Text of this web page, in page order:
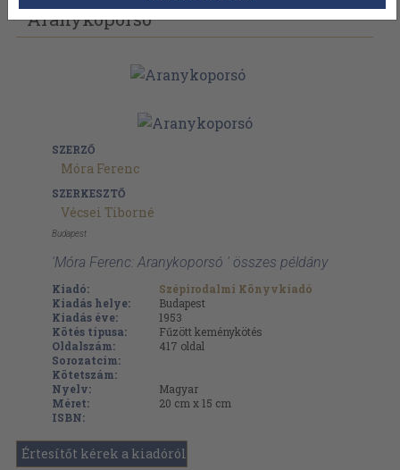
Aranykoporsó
SZERZŐ
Móra Ferenc
SZERKESZTŐ
Vécsei Tiborné
Budapest
'Móra Ferenc: Aranykoporsó ' összes példány
Kiadó:
Szépirodalmi Könyvkiadó
Kiadás helye:
Budapest
Kiadás éve:
1953
Kötés típusa:
Fűzött keménykötés
Oldalszám:
417 oldal
Sorozatcím:
Kötetszám:
Nyelv:
Magyar
Méret:
20 cm x 15 cm
ISBN:
Értesítőt kérek a kiadóról